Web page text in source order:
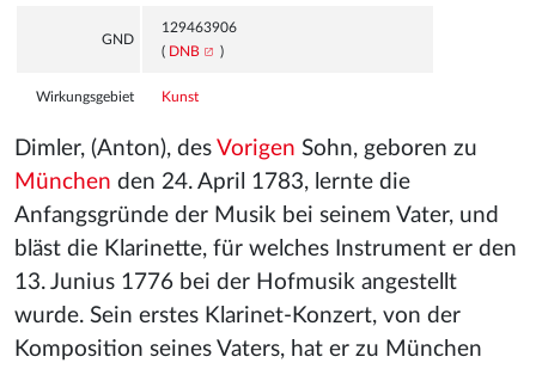
GND
129463906
( DNB )
Wirkungsgebiet Kunst
Dimler, (Anton), des Vorigen Sohn, geboren zu
München den 24. April 1783, lernte die
Anfangsgründe der Musik bei seinem Vater, und
bläst die Klarinette, für welches Instrument er den
13. Junius 1776 bei der Hofmusik angestellt
wurde. Sein erstes Klarinet-Konzert, von der
Komposition seines Vaters, hat er zu München